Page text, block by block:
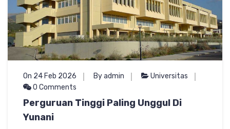
On 24 Feb 2026 By admin
Universitas
0 Comments
Perguruan Tinggi Paling Unggul Di
Yunani